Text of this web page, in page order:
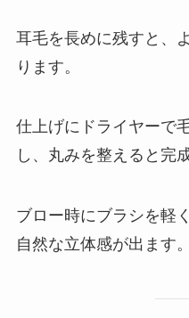
耳毛を長めに残すと、
ります。
仕上げにドライヤーで
し、丸みを整えると完成
ブロー時にブラシを軽
自然な立体感が出ます。